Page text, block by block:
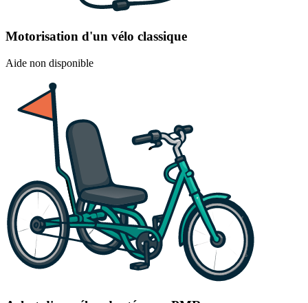
Motorisation d'un vélo classique
Aide non disponible